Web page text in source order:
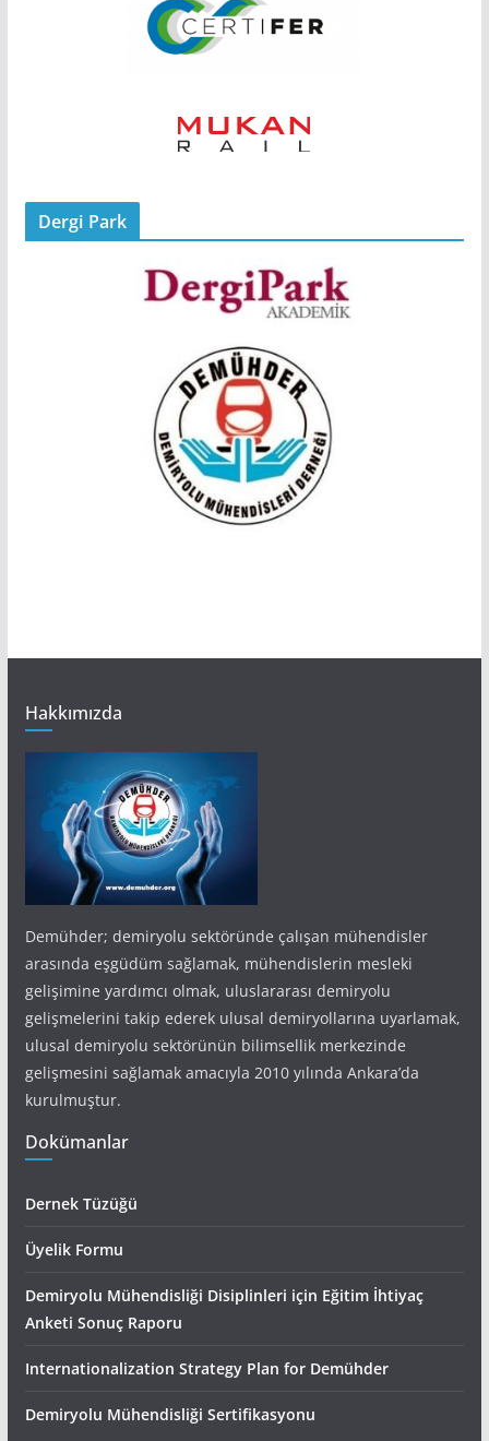
Dergi Park
Hakkımızda
Demühder; demiryolu sektöründe çalışan mühendisler
arasında eşgüdüm sağlamak, mühendislerin mesleki
gelişimine yardımcı olmak, uluslararası demiryolu
gelişmelerini takip ederek ulusal demiryollarına uyarlamak,
ulusal demiryolu sektörünün bilimsellik merkezinde
gelişmesini sağlamak amacıyla 2010 yılında Ankara’da
kurulmuştur.
Dokümanlar
Dernek Tüzüğü
Üyelik Formu
Demiryolu Mühendisliği Disiplinleri için Eğitim İhtiyaç
Anketi Sonuç Raporu
Internationalization Strategy Plan for Demühder
Demiryolu Mühendisliği Sertifikasyonu